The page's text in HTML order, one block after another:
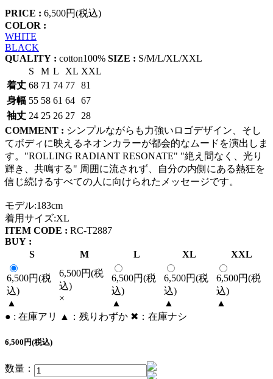
PRICE : 6,500円(税込)
COLOR :
WHITE
BLACK
QUALITY : cotton100% SIZE : S/M/L/XL/XXL
S
M L XL XXL
着丈 68 71 74 77 81
身幅 55 58 61 64 67
袖丈 24 25 26 27
28
COMMENT : シンプルながらも力強いロゴデザイン、そし
てボディに映えるネオンカラーが都会的なムードを演出しま
す。"ROLLING RADIANT RESONATE" "絶え間なく、光り
輝き、共鳴する" 周囲に流されず、自分の内側にある熱狂を
信じ続けるすべての人に向けられたメッセージです。
モデル:183cm
着用サイズ:XL
ITEM CODE : RC-T2887
BUY :
S
M L XL XXL
6,500円(税
込)
▲
6,500円(税
込)
×
6,500円(税
込)
▲
6,500円(税
込)
▲
6,500円(税
込)
▲
● : 在庫アリ ▲：残りわずか ✖︎：在庫ナシ
6,500円(税込)
数量：